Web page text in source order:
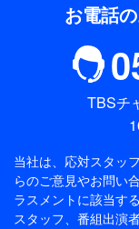
お電話
TBSチ
当社は、応対スタッ
らのご意見やお問い
ラスメントに該当す
スタッフ、番組出演